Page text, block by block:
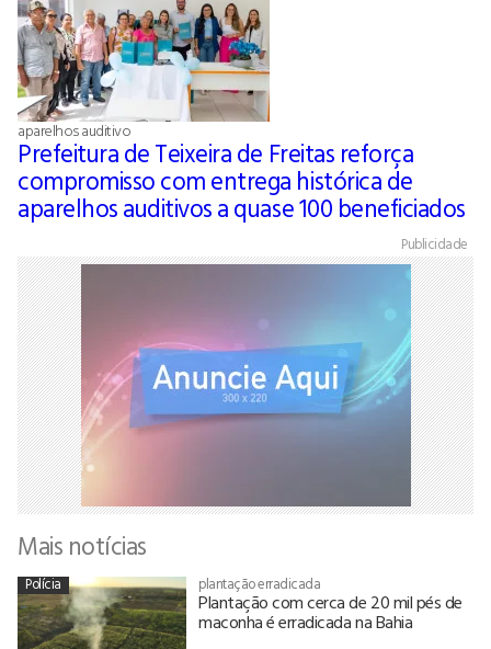
aparelhos auditivo
Prefeitura de Teixeira de Freitas reforça
compromisso com entrega histórica de
aparelhos auditivos a quase 100 beneficiados
Publicidade
Mais notícias
Polícia plantação erradicada
Plantação com cerca de 20 mil pés de
maconha é erradicada na Bahia